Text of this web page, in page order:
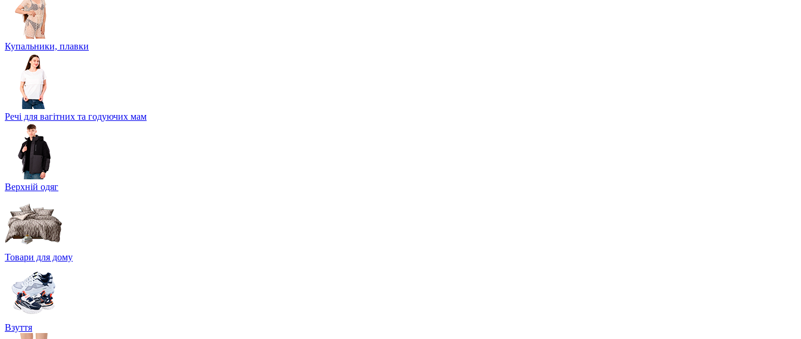
Купальники, плавки
Речі для вагітних та годуючих мам
Верхній одяг
Товари для дому
Взуття